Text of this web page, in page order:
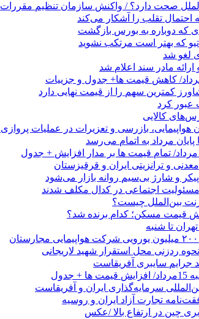
که دوباره به بورس بازگشت
لغو شد
کمترین سهم را از قیمت نهایی دارد
بازرسی و تعزیرات در عملیات پروازی
پایان مرداد به اتمام می‌رسد
و ترانزیتی ایران و قرقیزستان
مسئولیت اجتماعی در کدال مکلف شدند
قیمت مسکن؛ کدام برنده شد؟
تا شنبه
ردزنی محل استقرار شهید لاریجانی
سرمایه‌گذاری ایران و آفریقاست
تجارت آزاد ایران و روسیه
چین در ارتفاع بالا /عکس